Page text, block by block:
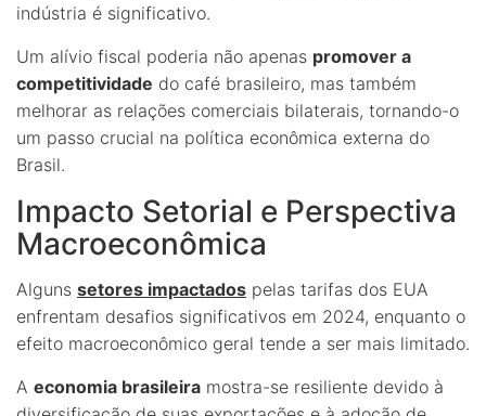
indústria é significativo.
Um alívio fiscal poderia não apenas promover a
competitividade do café brasileiro, mas também
melhorar as relações comerciais bilaterais, tornando-o
um passo crucial na política econômica externa do
Brasil.
Impacto Setorial e Perspectiva
Macroeconômica
Alguns setores impactados pelas tarifas dos EUA
enfrentam desafios significativos em 2024, enquanto o
efeito macroeconômico geral tende a ser mais limitado.
A economia brasileira mostra-se resiliente devido à